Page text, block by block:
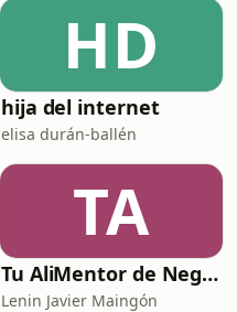
HD
hija del internet
elisa durán-ballén
TA
Tu AliMentor de Negocios. El podcast de Lenin Maingón.
Lenin Javier Maingón